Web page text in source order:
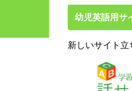
幼児英語用サ
新しいサイト立